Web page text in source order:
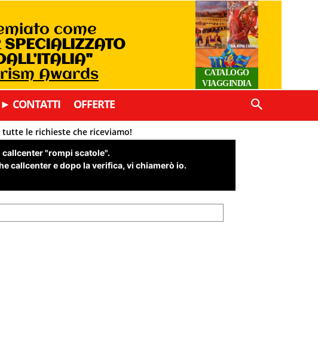
come
SPECIALIZZATO
Awards
CATALOGO
VIAGGINDIA
► CONTATTI OFFERTE
le richieste che riceviamo!
"rompi scatole".
callcenter e dopo la verifica, vi chiamerò io.